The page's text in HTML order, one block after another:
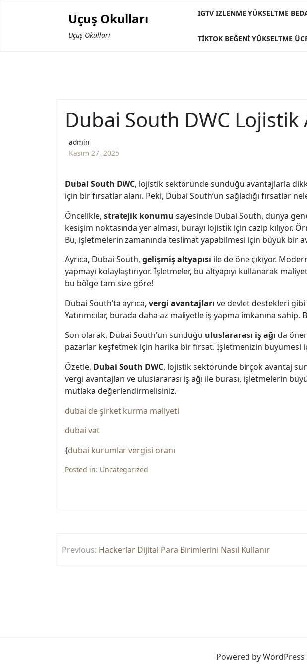
Uçuş Okulları
Uçuş Okulları
IGTV IZLENME YÜKSELTME
TIKTOK BEĞENI YÜKSELTME
Dubai South DWC Lojistik
admin
Kasım 27, 2025
Dubai South DWC, lojistik sektöründe sunduğu avantajlarla
için bir fırsatlar alanı. Peki, Dubai South’un sağladığı fırsatlar
Öncelikle, stratejik konumu sayesinde Dubai South, dünya
kesişim noktasında yer alması, burayı lojistik için cazip kılıyor.
Bu, işletmelerin zamanında teslimat yapabilmesi için büyük bir
Ayrıca, Dubai South, gelişmiş altyapısı ile de öne çıkıyor.
yapmayı kolaylaştırıyor. İşletmeler, bu altyapıyı kullanarak
bu bölge tam size göre!
Dubai South’ta ayrıca, vergi avantajları ve devlet destekleri
Yatırımcılar, burada daha az maliyetle iş yapma imkanına
Son olarak, Dubai South’un sunduğu uluslararası iş ağı da
pazarlar keşfetmek için harika bir fırsat. İşletmenizin büyümesi
Özetle, Dubai South DWC, lojistik sektöründe birçok avantaj
vergi avantajları ve uluslararası iş ağı ile burası, işletmelerin
mutlaka değerlendirmelisiniz.
dubai de şirket kurma maliyeti
dubai vat
{dubai kurumlar vergisi oranı
Posted in: Uncategorized
Yazı
Previous: Hackerlar Dijital Para Birimlerini Nasıl Kullanır
Powered by WordPress